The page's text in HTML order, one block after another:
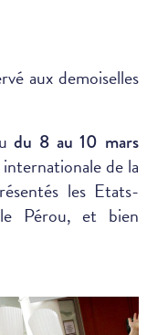
aux demoiselles
du 8 au 10 mars
de la
les Etats-
Pérou, et bien